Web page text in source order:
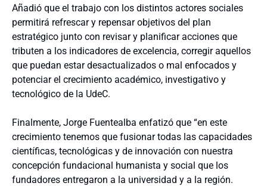
Añadió que el trabajo con los distintos actores sociales
permitirá refrescar y repensar objetivos del plan
estratégico junto con revisar y planificar acciones que
tributen a los indicadores de excelencia, corregir aquellos
que puedan estar desactualizados o mal enfocados y
potenciar el crecimiento académico, investigativo y
tecnológico de la UdeC.
Finalmente, Jorge Fuentealba enfatizó que “en este
crecimiento tenemos que fusionar todas las capacidades
científicas, tecnológicas y de innovación con nuestra
concepción fundacional humanista y social que los
fundadores entregaron a la universidad y a la región.